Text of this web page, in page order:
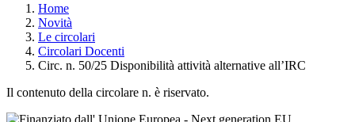
Home
Novità
Le circolari
Circolari Docenti
Circ. n. 50/25 Disponibilità attività alternative all’IRC
Il contenuto della circolare n. è riservato.